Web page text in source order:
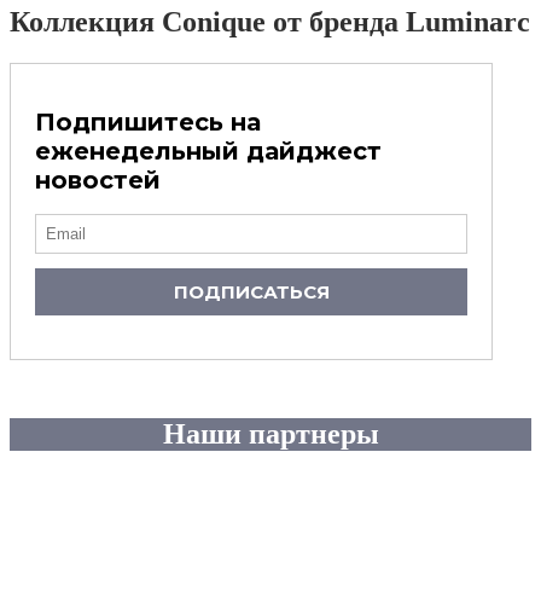
Коллекция Conique от бренда Luminarc
Подпишитесь на
еженедельный дайджест
новостей
ПОДПИСАТЬСЯ
Наши партнеры